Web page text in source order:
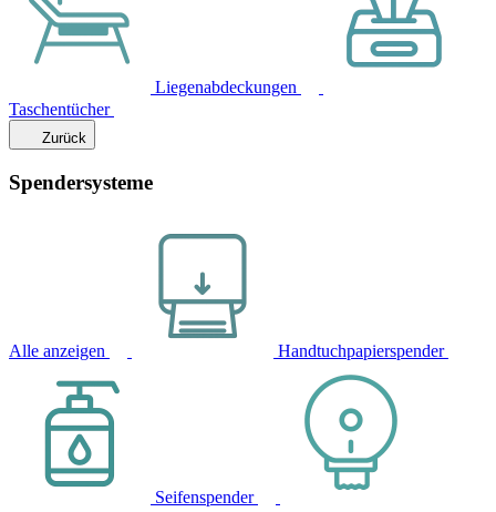
Liegenabdeckungen
Taschentücher
Zurück
Spendersysteme
Alle anzeigen Handtuchpapierspender
Seifenspender